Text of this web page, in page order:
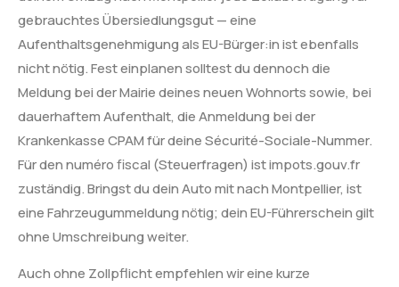
gebrauchtes Übersiedlungsgut — eine
Aufenthaltsgenehmigung als EU-Bürger:in ist ebenfalls
nicht nötig. Fest einplanen solltest du dennoch die
Meldung bei der Mairie deines neuen Wohnorts sowie, bei
dauerhaftem Aufenthalt, die Anmeldung bei der
Krankenkasse CPAM für deine Sécurité-Sociale-Nummer.
Für den numéro fiscal (Steuerfragen) ist impots.gouv.fr
zuständig. Bringst du dein Auto mit nach Montpellier, ist
eine Fahrzeugummeldung nötig; dein EU-Führerschein gilt
ohne Umschreibung weiter.
Auch ohne Zollpflicht empfehlen wir eine kurze